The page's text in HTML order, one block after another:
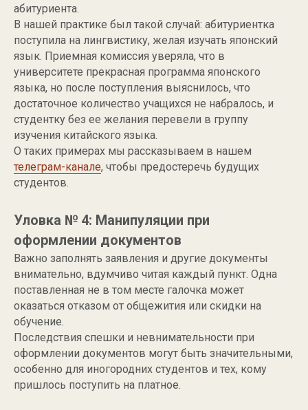
абитуриента.
В нашей практике был такой случай: абитуриентка
поступила на лингвистику, желая изучать японский
язык. Приемная комиссия уверяла, что в
университете прекрасная программа японского
языка, но после поступления выяснилось, что
достаточное количество учащихся не набралось, и
студентку без ее желания перевели в группу
изучения китайского языка.
О таких примерах мы рассказываем в нашем
телеграм-канале, чтобы предостеречь будущих
студентов.
Уловка № 4: Манипуляции при
оформлении документов
Важно заполнять заявления и другие документы
внимательно, вдумчиво читая каждый пункт. Одна
поставленная не в том месте галочка может
оказаться отказом от общежития или скидки на
обучение.
Последствия спешки и невнимательности при
оформлении документов могут быть значительными,
особенно для иногородних студентов и тех, кому
пришлось поступить на платное.